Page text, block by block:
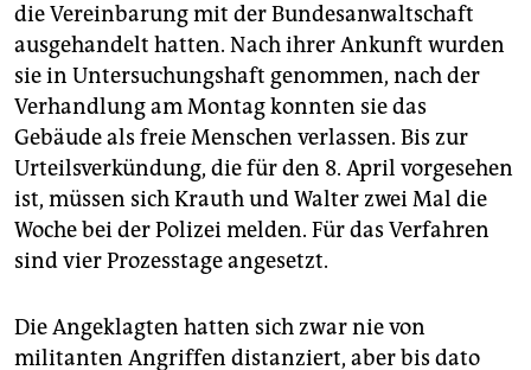
die Vereinbarung mit der Bundesanwaltschaft
ausgehandelt hatten. Nach ihrer Ankunft wurden
sie in Untersuchungshaft genommen, nach der
Verhandlung am Montag konnten sie das
Gebäude als freie Menschen verlassen. Bis zur
Urteilsverkündung, die für den 8. April vorgesehen
ist, müssen sich Krauth und Walter zwei Mal die
Woche bei der Polizei melden. Für das Verfahren
sind vier Prozesstage angesetzt.
Die Angeklagten hatten sich zwar nie von
militanten Angriffen distanziert, aber bis dato